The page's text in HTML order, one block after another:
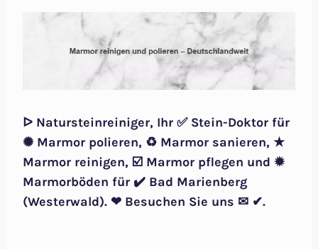
ᐅ Natursteinreiniger, Ihr ✅ Stein-Doktor für
✺ Marmor polieren, ♻ Marmor sanieren, ★
Marmor reinigen, ☑️ Marmor pflegen und ✹
Marmorböden für ✔️ Bad Marienberg
(Westerwald). ❤ Besuchen Sie uns ✉ ✔.